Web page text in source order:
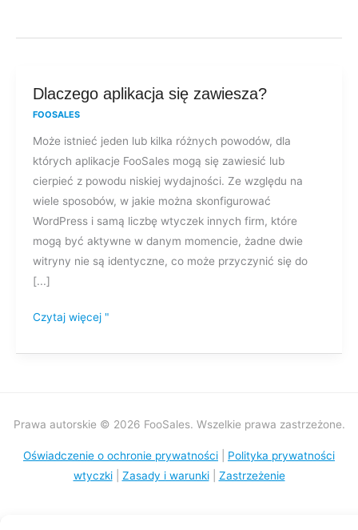
Dlaczego aplikacja się zawiesza?
FOOSALES
Może istnieć jeden lub kilka różnych powodów, dla
których aplikacje FooSales mogą się zawiesić lub
cierpieć z powodu niskiej wydajności. Ze względu na
wiele sposobów, w jakie można skonfigurować
WordPress i samą liczbę wtyczek innych firm, które
mogą być aktywne w danym momencie, żadne dwie
witryny nie są identyczne, co może przyczynić się do
[...]
Dlaczego
aplikacja
Czytaj więcej "
Prawa autorskie © 2026 FooSales. Wszelkie prawa zastrzeżone.
Oświadczenie o ochronie prywatności
Polityka prywatności
wtyczki| Zasady i warunki| Zastrzeżenie